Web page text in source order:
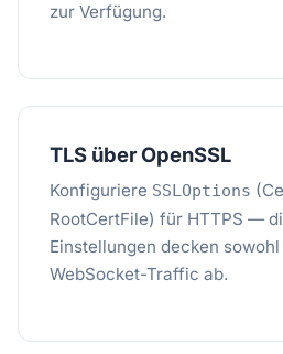
zur Verfügung.
TLS über OpenSSL
Konfiguriere SSLOptions
RootCertFile) für HTTPS —
Einstellungen decken
WebSocket-Traffic ab.